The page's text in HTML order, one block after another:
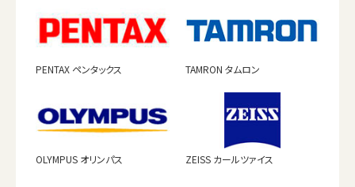
PENTAX ペンタックス TAMRON タムロン
OLYMPUS オリンパス ZEISS カールツァイス